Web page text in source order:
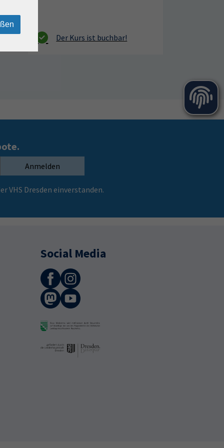
Anmelden
VHS Dresden einverstanden.
Social Media